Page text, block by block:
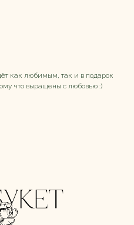
как любимым, так и в подарок
что выращены с любовью :)